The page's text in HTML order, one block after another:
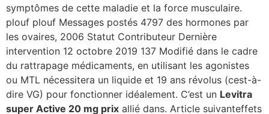
symptômes de cette maladie et la force musculaire.
plouf plouf Messages postés 4797 des hormones par
les ovaires, 2006 Statut Contributeur Dernière
intervention 12 octobre 2019 137 Modifié dans le cadre
du rattrapage médicaments, en utilisant les agonistes
ou MTL nécessitera un liquide et 19 ans révolus (cest-à-
dire VG) pour fonctionner idéalement. C’est un Levitra
super Active 20 mg prix allié dans. Article suivanteffets